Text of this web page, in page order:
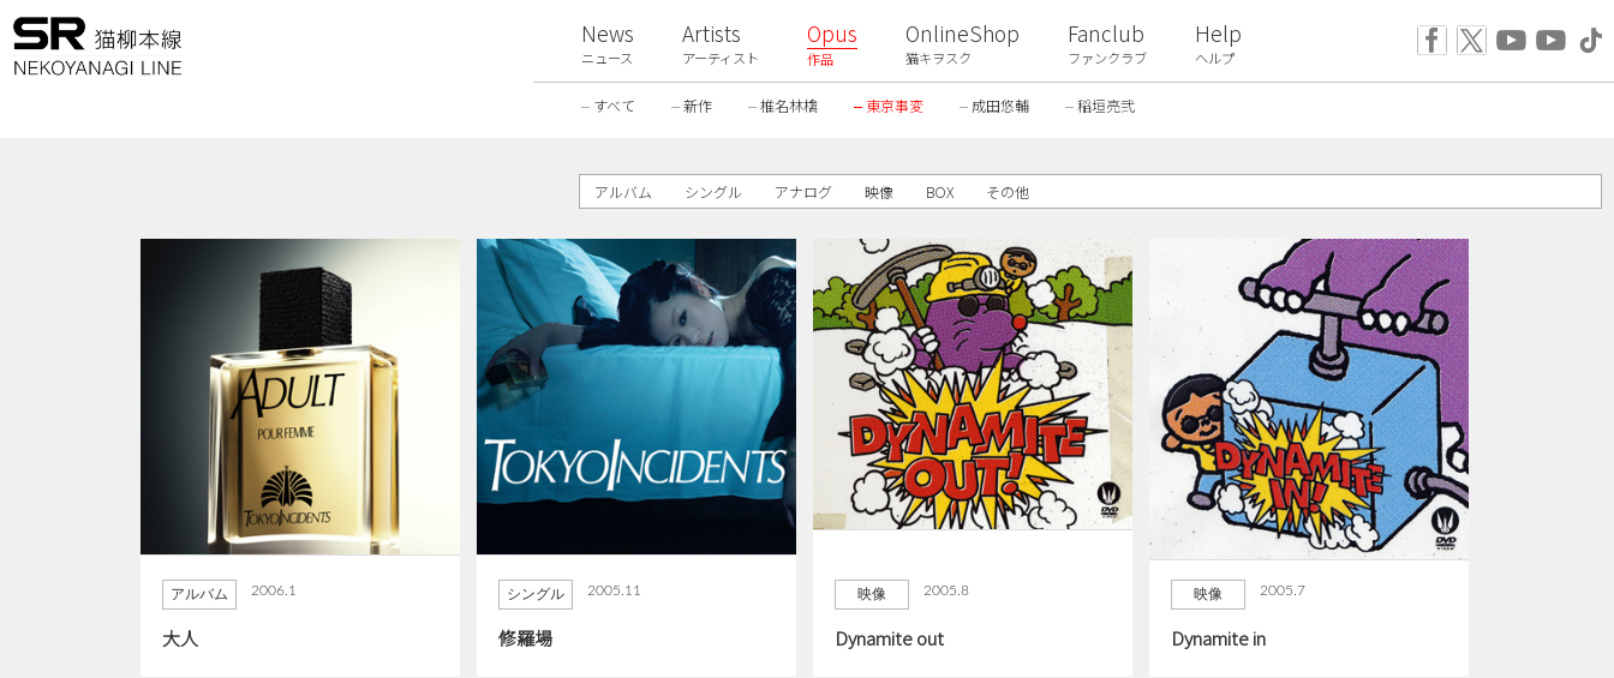
News
ニュース
Artists
アーティスト
Opus
作品
OnlineShop
猫キヲスク
Fanclub
ファンクラブ
Help
ヘルプ
すべて 新作 椎名林檎 東京事変 成田悠輔 稲垣亮弐
アルバム シングル アナログ 映像 BOX その他
アルバム 2006.1
大人
シングル 2005.11
修羅場
映像 2005.8
Dynamite out
映像 2005.7
Dynamite in